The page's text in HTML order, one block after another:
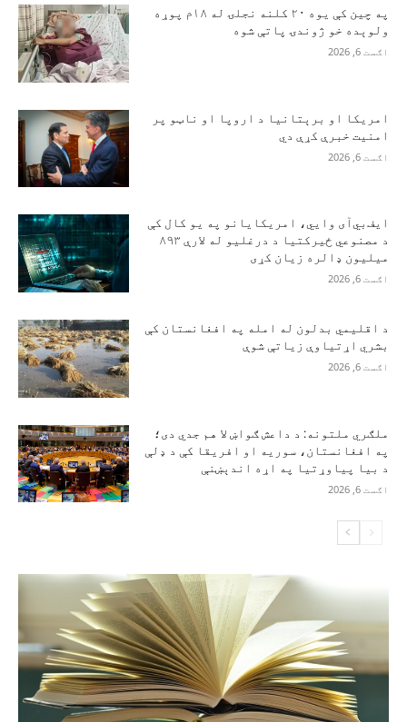
په چین کې یوه ۲۰ کلنه نجلۍ له ۱۸م پوړه
ولوېده خو ژوندۍ پاتې شوه
اګست 6, 2026
امریکا او برېتانیا د اروپا او ناټو پر
امنیت خبرې کړې دي
اګست 6, 2026
ایف‌بي‌آی وايي، امریکایانو په یو کال کې
د مصنوعي ځیرکتیا د درغلیو له لارې ۸۹۳
میلیون ډالره زیان کړی
اګست 6, 2026
د اقلیمي بدلون له امله په افغانستان کې
بشري اړتیاوې زیاتې شوې
اګست 6, 2026
ملګري ملتونه: د داعش ګواښ لا هم جدي دی؛
په افغانستان، سوریه او افریقا کې د ډلې
د بیا پیاوړتیا په اړه اندېښنې
اګست 6, 2026